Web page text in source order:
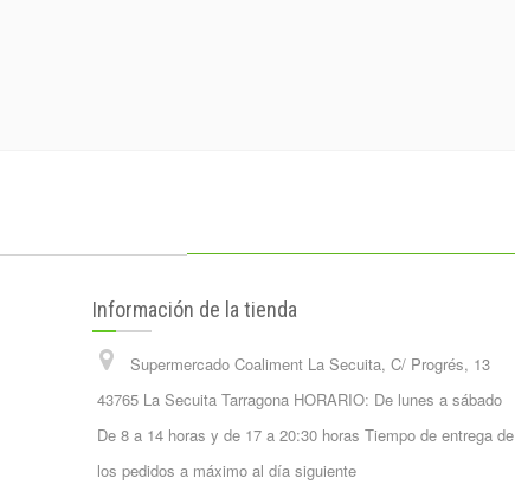
Información de la tienda
Supermercado Coaliment La Secuita, C/ Progrés, 13
43765 La Secuita Tarragona HORARIO: De lunes a sábado
De 8 a 14 horas y de 17 a 20:30 horas Tiempo de entrega de
los pedidos a máximo al día siguiente